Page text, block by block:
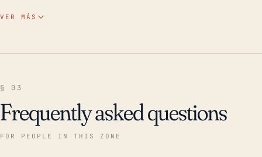
preocuparnos son la marejada ciclónica y las
significativas, especialmente dado que el área carece
de cualquier elevación que pueda ayudar con la
VER MÁS
§ 03
Frequently asked questions
FOR PEOPLE IN THIS ZONE